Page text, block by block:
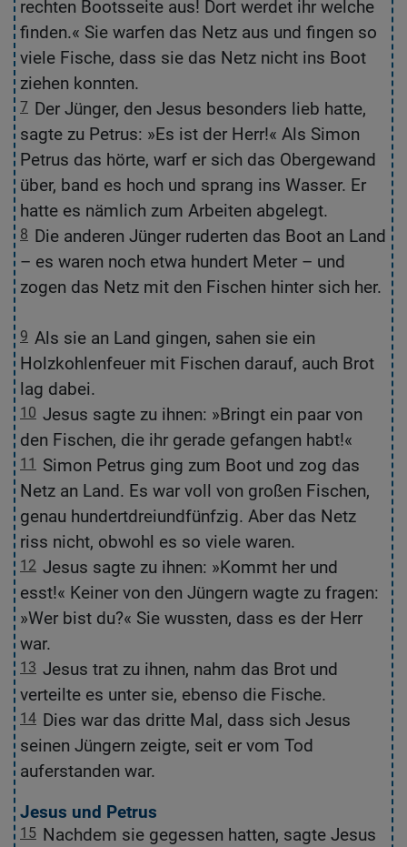
rechten Bootsseite aus! Dort werdet ihr welche
finden.« Sie warfen das Netz aus und fingen so
viele Fische, dass sie das Netz nicht ins Boot
ziehen konnten.
7 Der Jünger, den Jesus besonders lieb hatte,
sagte zu Petrus: »Es ist der Herr!« Als Simon
Petrus das hörte, warf er sich das Obergewand
über, band es hoch und sprang ins Wasser. Er
hatte es nämlich zum Arbeiten abgelegt.
8 Die anderen Jünger ruderten das Boot an Land
– es waren noch etwa hundert Meter – und
zogen das Netz mit den Fischen hinter sich her.
9 Als sie an Land gingen, sahen sie ein
Holzkohlenfeuer mit Fischen darauf, auch Brot
lag dabei.
10 Jesus sagte zu ihnen: »Bringt ein paar von
den Fischen, die ihr gerade gefangen habt!«
11
Simon Petrus ging zum Boot und zog das
Netz an Land. Es war voll von großen Fischen,
genau hundertdreiundfünfzig. Aber das Netz
riss nicht, obwohl es so viele waren.
12 Jesus sagte zu ihnen: »Kommt her und
esst!« Keiner von den Jüngern wagte zu fragen:
»Wer bist du?« Sie wussten, dass es der Herr
war.
13 Jesus trat zu ihnen, nahm das Brot und
verteilte es unter sie, ebenso die Fische.
14 Dies war das dritte Mal, dass sich Jesus
seinen Jüngern zeigte, seit er vom Tod
auferstanden war.
Jesus und Petrus
15 Nachdem sie gegessen hatten, sagte Jesus
7
8
9
10
11
12
13
14
15